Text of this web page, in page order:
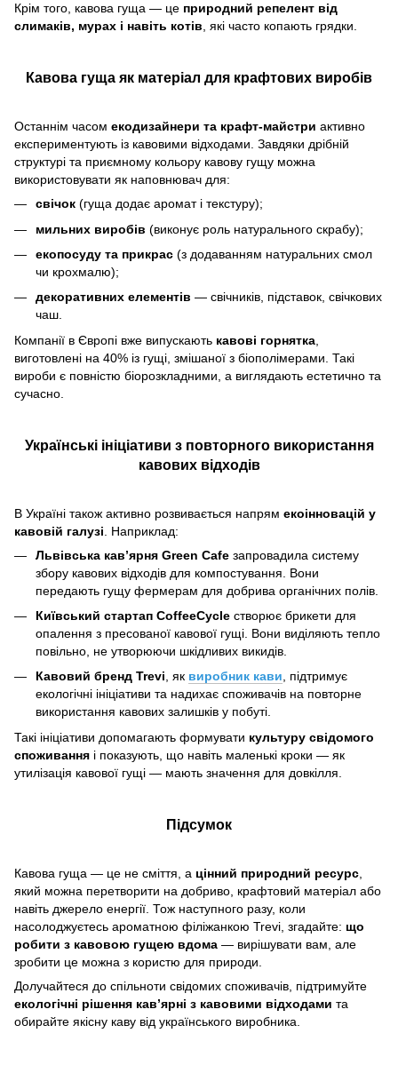
Крім того, кавова гуща — це природний репелент від
слимаків, мурах і навіть котів, які часто копають грядки.
Кавова гуща як матеріал для крафтових виробів
Останнім часом екодизайнери та крафт-майстри активно
експериментують із кавовими відходами. Завдяки дрібній
структурі та приємному кольору кавову гущу можна
використовувати як наповнювач для:
свічок (гуща додає аромат і текстуру);
мильних виробів (виконує роль натурального скрабу);
екопосуду та прикрас (з додаванням натуральних смол
чи крохмалю);
декоративних елементів — свічників, підставок, свічкових
чаш.
Компанії в Європі вже випускають кавові горнятка
виготовлені на 40% із гущі, змішаної з біополімерами. Такі
вироби є повністю біорозкладними, а виглядають естетично та
сучасно.
Українські ініціативи з повторного використання
кавових відходів
В Україні також активно розвивається напрям екоінновацій у
кавовій галузі . Наприклад:
Львівська кав’ярня Green Cafe запровадила систему
збору кавових відходів для компостування. Вони
передають гущу фермерам для добрива органічних полів.
Київський стартап CoffeeCycle створює брикети для
опалення з пресованої кавової гущі. Вони виділяють тепло
повільно, не утворюючи шкідливих викидів.
Кавовий бренд Trevi, як виробник кави, підтримує
екологічні ініціативи та надихає споживачів на повторне
використання кавових залишків у побуті.
Такі ініціативи допомагають формувати культуру свідомого
споживання і показують, що навіть маленькі кроки — як
утилізація кавової гущі — мають значення для довкілля.
Підсумок
Кавова гуща — це не сміття, а цінний природний ресурс
який можна перетворити на добриво, крафтовий матеріал або
навіть джерело енергії. Тож наступного разу, коли
насолоджуєтесь ароматною філіжанкою Trevi, згадайте: що
робити з кавовою гущею вдома — вирішувати вам, але
зробити це можна з користю для природи.
Долучайтеся до спільноти свідомих споживачів, підтримуйте
екологічні рішення кав’ярні з кавовими відходами та
обирайте якісну каву від українського виробника.